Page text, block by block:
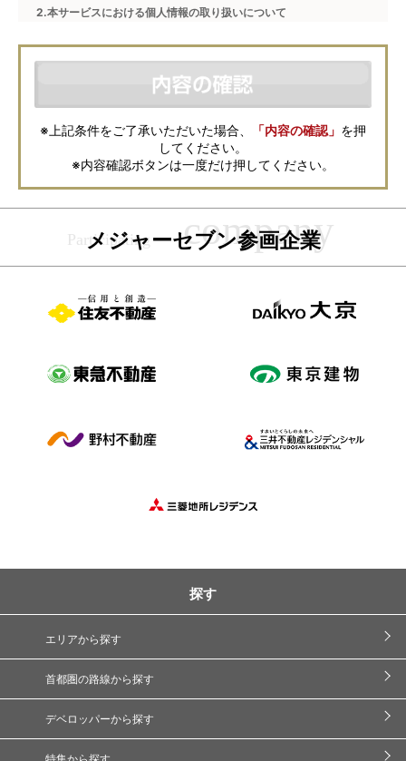
2.本サービスにおける個人情報の取り扱いについて
本フォームからお客様が記入・登録された個人情報は、ダイレクトメール
などの資料送付・電子メールの送信・電話連絡などの目的で資料請求先不
動産会社が利用・保管します。資料請求先不動産会社が保管する個人情報
の取扱いについては、各不動産会社に直接お問合せください。
また、上記とは別にメジャーセブンでは本サービスを円滑に運用するため
に、お客様の個人情報をサービスご利用の控えとして一定期間保管いたし
ます。 ご記入の内容が不明瞭で資料をお送りできない場合、その他当社が
本サービスを円滑に運用するために必要な範囲において、直接メジャーセ
ブンから確認のご連絡をさせていただくことがありますので、あらかじめ
ご了承ください。
メジャーセブンの個人情報の取扱い方針についてはこちらをご覧くださ
※上記条件をご了承いただいた場合、 「内容の確認」 を押
してください。
※内容確認ボタンは一度だけ押してください。
メジャーセブン参画企業
探す
エリアから探す
首都圏の路線から探す
デベロッパーから探す